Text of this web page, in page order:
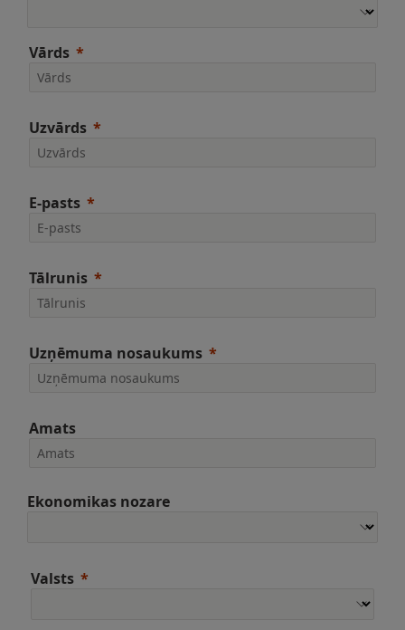
Vārds
Uzvārds
E-pasts
Tālrunis
Uzņēmuma nosaukums
Amats
Ekonomikas nozare
Valsts